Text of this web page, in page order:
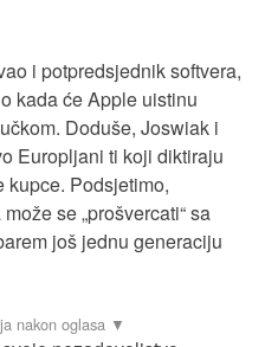
i potpredsjednik softvera,
kada će Apple uistinu
Doduše, Joswiak i
Europljani ti koji diktiraju
kupce. Podsjetimo,
se „prošvercati“ sa
još jednu generaciju